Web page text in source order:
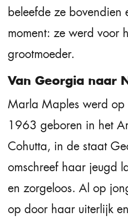
beleefde ze bovendien
moment: ze werd voor
grootmoeder.
Van Georgia naar
Marla Maples werd
1963 geboren in het
Cohutta, in de staat
omschreef haar jeugd
en zorgeloos. Al op
op door haar uiterlijk